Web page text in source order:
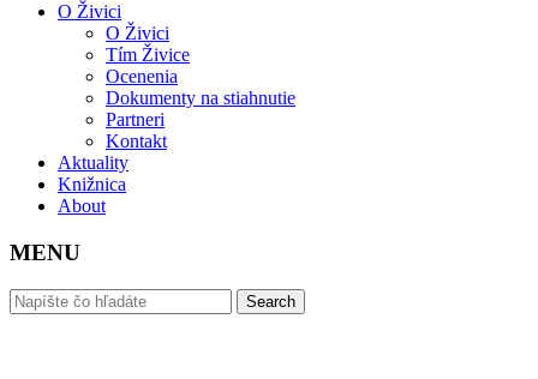
O Živici
O Živici
Tím Živice
Ocenenia
Dokumenty na stiahnutie
Partneri
Kontakt
Aktuality
Knižnica
About
MENU